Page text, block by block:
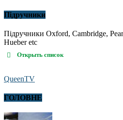
Підручники
Підручники Oxford, Cambridge,
Hueber etc
Открыть список
QueenTV
ГОЛОВНЕ